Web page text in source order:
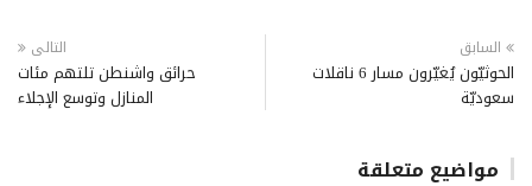
السابق
الحوثيّون يُغيّرون مسار 6 ناقلات
سعوديّة
التالى
حرائق واشنطن تلتهم مئات
المنازل وتوسع الإجلاء
مواضيع متعلقة